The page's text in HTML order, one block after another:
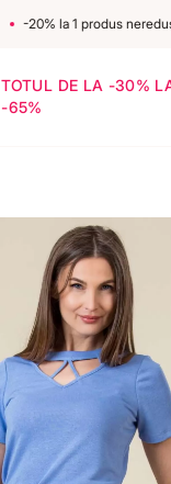
-20% la 1 produs neredus,
TOTUL DE LA -30%
-65%